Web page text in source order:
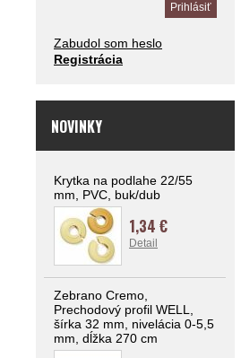
Zabudol som heslo
Registrácia
NOVINKY
Krytka na podlahe 22/55
mm, PVC, buk/dub
1,34 €
Detail
Zebrano Cremo,
Prechodový profil WELL,
šírka 32 mm, nivelácia 0-5,5
mm, dĺžka 270 cm